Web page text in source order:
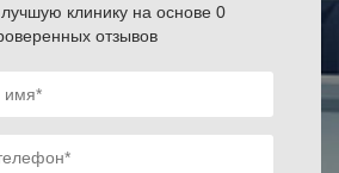
клинику на основе 0
отзывов